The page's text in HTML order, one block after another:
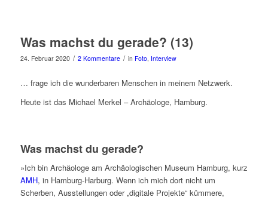
Was machst du gerade? (13)
24. Februar 2020 / 2 Kommentare / in Foto, Interview
… frage ich die wunderbaren Menschen in meinem Netzwerk.
Heute ist das Michael Merkel – Archäologe, Hamburg.
Was machst du gerade?
»Ich bin Archäologe am Archäologischen Museum Hamburg, kurz
AMH, in Hamburg-Harburg. Wenn ich mich dort nicht um
Scherben, Ausstellungen oder „digitale Projekte“ kümmere,